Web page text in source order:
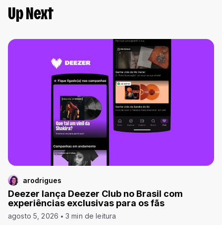
Up Next
arodrigues
Deezer lança Deezer Club no Brasil com
experiências exclusivas para os fãs
agosto 5, 2026 3 min de leitura